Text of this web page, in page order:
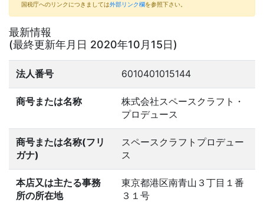
国税庁へのリンクにつきましては外部リンク欄を参照下さい。
最新情報
(最終更新年月日 2020年10月15日)
法人番号 6010401015144
商号または名称
株式会社スペースクラフト・
プロデュース
商号または名称(フリ
ガナ)
スペースクラフトプロデュー
ス
本店又は主たる事務
所の所在地
東京都港区南青山３丁目１番
３１号